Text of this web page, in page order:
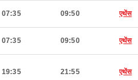
07:35 09:50 एथेंस
07:35 09:50 एथेंस
19:35 21:55 एथेंस